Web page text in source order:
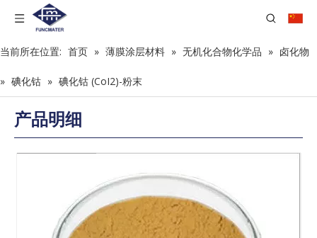
当前所在位置: 首页 » 薄膜涂层材料 » 无机化合物化学品 » 卤化物
» 碘化钴 » 碘化钴 (CoI2)-粉末
产品明细